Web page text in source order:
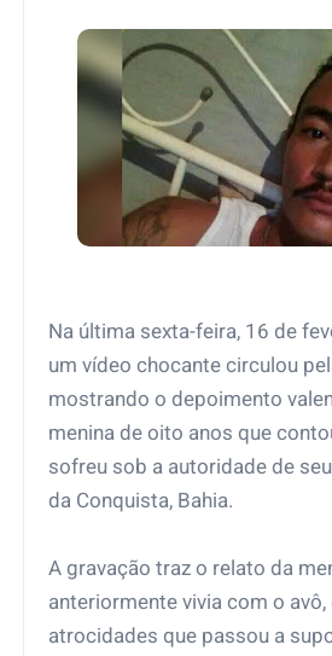
Na última sexta-feira, 16 de
um vídeo chocante circulou
mostrando o depoimento
menina de oito anos que
sofreu sob a autoridade de
da Conquista, Bahia.
A gravação traz o relato da
anteriormente vivia com o
atrocidades que passou a